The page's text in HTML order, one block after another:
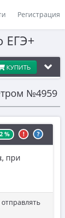
Регистрация
ЕГЭ+
КУПИТЬ
№4959
% ! ?
, при